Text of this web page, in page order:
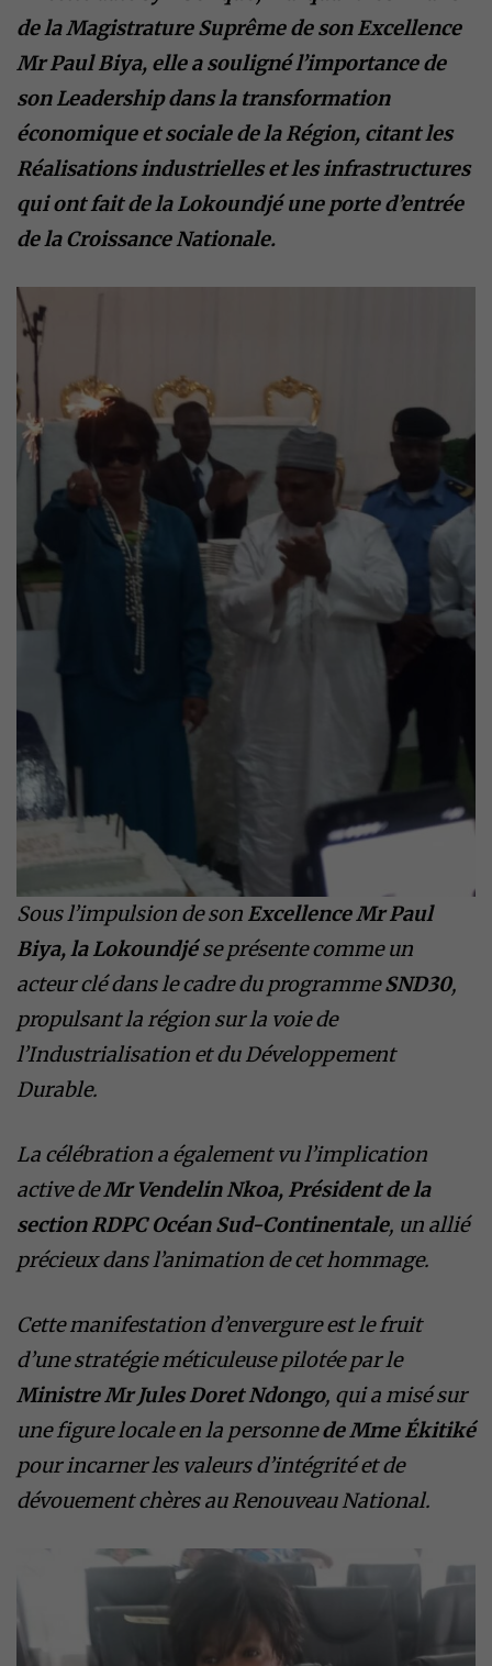
de la Magistrature Suprême de son Excellence
Mr Paul Biya, elle a souligné l’importance de
son Leadership dans la transformation
économique et sociale de la Région, citant les
Réalisations industrielles et les infrastructures
qui ont fait de la Lokoundjé une porte d’entrée
de la Croissance Nationale.
Sous l’impulsion de son Excellence Mr Paul
Biya, la Lokoundjése présente comme un
acteur clé dans le cadre du programmeSND30,
propulsant la région sur la voie de
l’Industrialisation et du Développement
Durable.
La célébration a également vu l’implication
active deMr Vendelin Nkoa, Président de la
section RDPC Océan Sud-Continentale, un allié
précieux dans l’animation de cet hommage.
Cette manifestation d’envergure est le fruit
d’une stratégie méticuleuse pilotée par le
Ministre Mr Jules Doret Ndongo, qui a misé sur
une figure locale en la personnede Mme Ékitiké
pour incarner les valeurs d’intégrité et de
dévouement chères au Renouveau National.